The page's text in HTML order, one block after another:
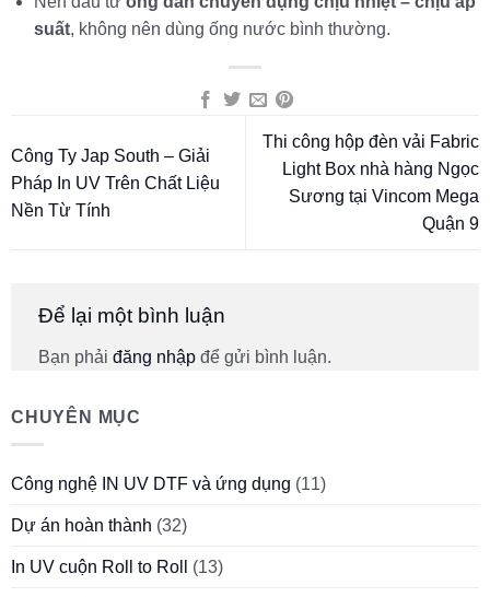
suất, không nên dùng ống nước bình thường.
Công Ty Jap South – Giải
Pháp In UV Trên Chất Liệu
Nền Từ Tính
Thi công hộp đèn vải Fabric
Light Box nhà hàng Ngọc
Sương tại Vincom Mega
Quận 9
Để lại một bình luận
Bạn phải đăng nhập để gửi bình luận.
CHUYÊN MỤC
Công nghệ IN UV DTF và ứng dụng (11)
Dự án hoàn thành (32)
In UV cuộn Roll to Roll (13)